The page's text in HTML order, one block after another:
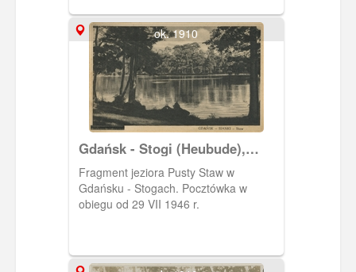
zmalało gdy otwarto kąpielisko morskie.
ok. 1910
Gdańsk - Stogi (Heubude),
Pusty Staw (Heidsee)
Fragment jeziora Pusty Staw w
Gdańsku - Stogach. Pocztówka w
obiegu od 29 VII 1946 r.